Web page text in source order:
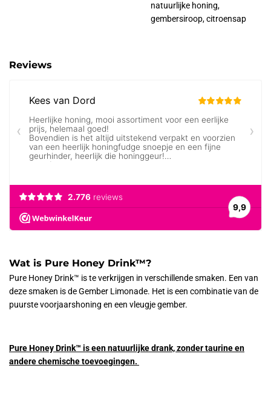
natuurlijke honing,
gembersiroop, citroensap
Reviews
Wat is Pure Honey Drink™?
Pure Honey Drink™ is te verkrijgen in verschillende smaken. Een van
deze smaken is de Gember Limonade. Het is een combinatie van de
puurste voorjaarshoning en een vleugje gember.
Pure Honey Drink™ is een natuurlijke drank, zonder taurine en
andere chemische toevoegingen.